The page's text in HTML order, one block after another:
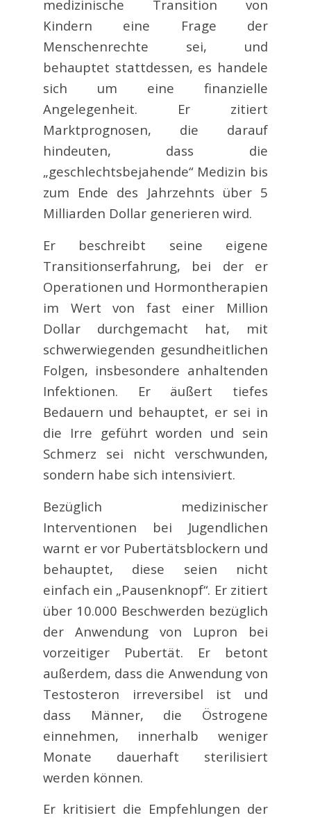
medizinische Transition von
Kindern eine Frage der
Menschenrechte sei, und
behauptet stattdessen, es handele
sich um eine finanzielle
Angelegenheit. Er zitiert
Marktprognosen, die darauf
hindeuten, dass die
„geschlechtsbejahende“ Medizin bis
zum Ende des Jahrzehnts über 5
Milliarden Dollar generieren wird.
Er beschreibt seine eigene
Transitionserfahrung, bei der er
Operationen und Hormontherapien
im Wert von fast einer Million
Dollar durchgemacht hat, mit
schwerwiegenden gesundheitlichen
Folgen, insbesondere anhaltenden
Infektionen. Er äußert tiefes
Bedauern und behauptet, er sei in
die Irre geführt worden und sein
Schmerz sei nicht verschwunden,
sondern habe sich intensiviert.
Bezüglich medizinischer
Interventionen bei Jugendlichen
warnt er vor Pubertätsblockern und
behauptet, diese seien nicht
einfach ein „Pausenknopf“. Er zitiert
über 10.000 Beschwerden bezüglich
der Anwendung von Lupron bei
vorzeitiger Pubertät. Er betont
außerdem, dass die Anwendung von
Testosteron irreversibel ist und
dass Männer, die Östrogene
einnehmen, innerhalb weniger
Monate dauerhaft sterilisiert
werden können.
Er kritisiert die Empfehlungen der